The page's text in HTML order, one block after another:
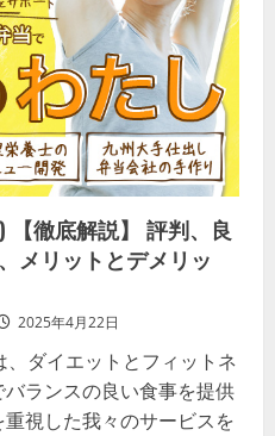
【徹底解説】 評判、良
メリットとデメリッ
2025年4月22日
ダイエットとフィットネ
ランスの良い食事を提供
視した我々のサービスを